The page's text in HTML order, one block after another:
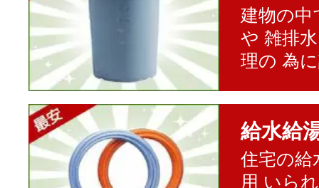
建物の中
や 雑排
理の 為
給水給
住宅の給
用 いら